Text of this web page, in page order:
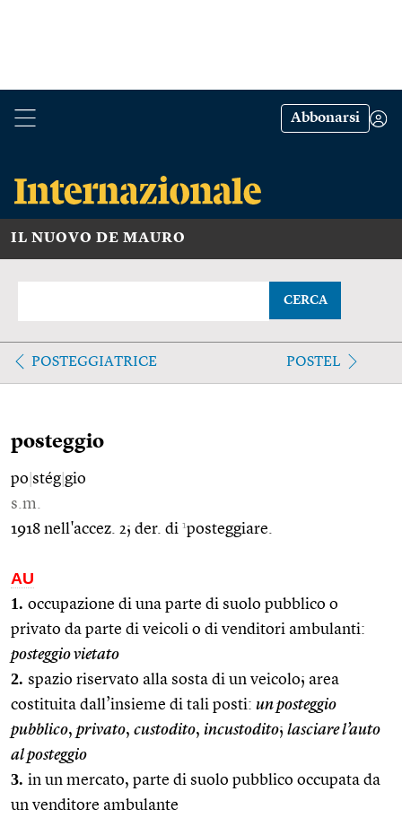
Abbonarsi
IL NUOVO DE MAURO
CERCA
POSTEGGIATRICE POSTEL
posteggio
po stég gio
s.m.
1918 nell'accez. 2; der. di 1posteggiare.
AU
1. occupazione di una parte di suolo pubblico o
privato da parte di veicoli o di venditori ambulanti:
posteggio vietato
2. spazio riservato alla sosta di un veicolo; area
costituita dall’insieme di tali posti: un posteggio
pubblico, privato, custodito, incustodito; lasciare l’auto
al posteggio
3. in un mercato, parte di suolo pubblico occupata da
un venditore ambulante